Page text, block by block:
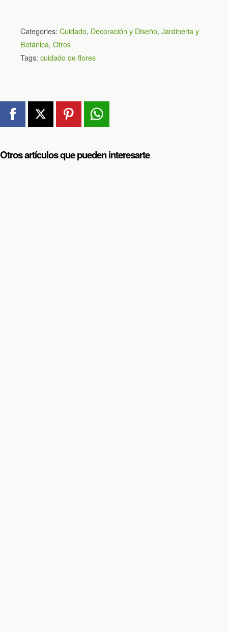
Categories: Cuidado, Decoración y Diseño, Jardineria y
Botánica, Otros
Tags: cuidado de flores
Otros artículos que pueden interesarte